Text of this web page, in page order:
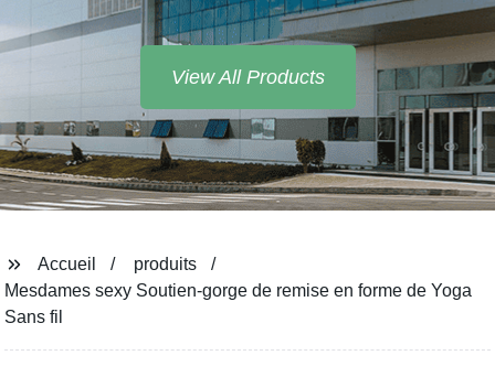
View All Products
Accueil
produits
Mesdames sexy Soutien-gorge de remise en forme de Yoga
Sans fil